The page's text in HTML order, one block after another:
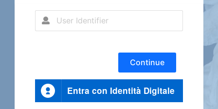
Continue
Entra con Identità Digitale